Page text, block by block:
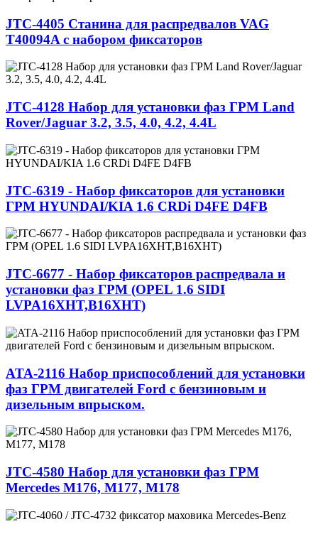
JТС-4405 Cтанина для распредвалов VAG
T40094A с набором фиксаторов
JTC-4128 Набор для установки фаз ГРМ Land
Rover/Jaguar 3.2, 3.5, 4.0, 4.2, 4.4L
JTC-6319 - Набор фиксаторов для установки
ГРМ HYUNDAI/KIA 1.6 CRDi D4FE D4FB
JTC-6677 - Набор фиксаторов распредвала и
установки фаз ГРМ (OPEL 1.6 SIDI
LVPA16XHT,B16XHT)
ATA-2116 Набор приспособлений для установки
фаз ГРМ двигателей Ford с бензиновым и
дизельным впрыском.
JTC-4580 Набор для установки фаз ГРМ
Mercedes M176, M177, M178